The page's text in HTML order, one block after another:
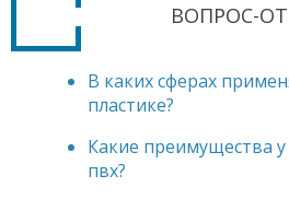
ВОПРОС-
В каких сферах
пластике?
Какие преимущества
пвх?